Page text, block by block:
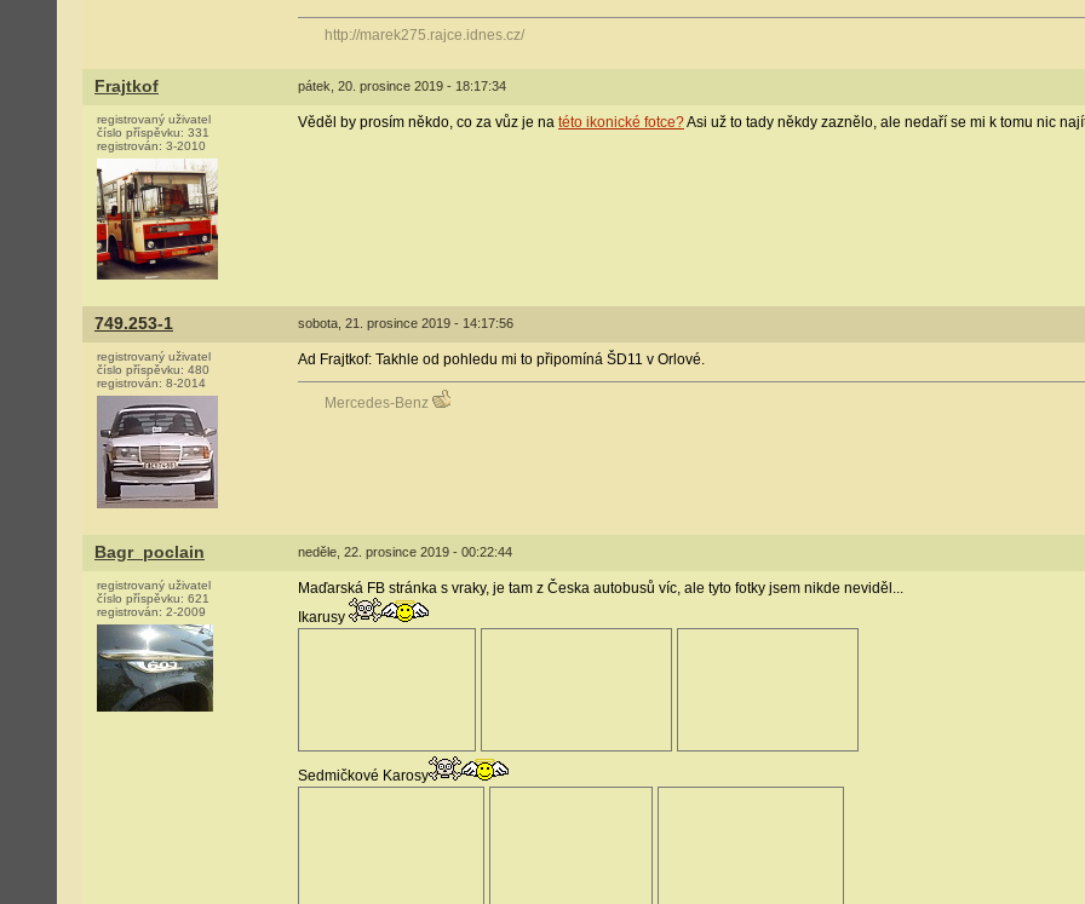
http://marek275.rajce.idnes.cz/
Frajtkof pátek, 20. prosince 2019 - 18:17:34
registrovaný uživatel
číslo příspěvku: 331
registrován: 3-2010
Věděl by prosím někdo, co za vůz je na této ikonické fotce?Asi už to tady někdy zaznělo, ale nedaří se mi k tomu nic
749.253-1 sobota, 21. prosince 2019 - 14:17:56
registrovaný uživatel
číslo příspěvku: 480
registrován: 8-2014
Ad Frajtkof: Takhle od pohledu mi to připomíná ŠD11 v Orlové.
Mercedes-Benz
Bagr_poclain neděle, 22. prosince 2019 - 00:22:44
registrovaný uživatel
číslo příspěvku: 621
registrován: 2-2009
Maďarská FB stránka s vraky, je tam z Česka autobusů víc, ale tyto fotky jsem nikde neviděl...
Ikarusy
Sedmičkové Karosy